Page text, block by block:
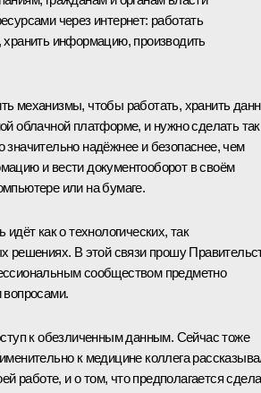
через интернет: работать
хранить информацию, производить
механизмы, чтобы работать, хранить
облачной платформе, и нужно сделать
надёжнее и безопаснее, чем
и вести документооборот в своём
или на бумаге.
идёт как о технологических, так
решениях. В этой связи прошу
сообществом предметно
вопросами.
к обезличенным данным. Сейчас тоже
к медицине коллега
работе, и о том, что предполагается